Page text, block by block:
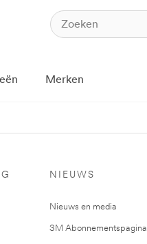
Merken
NIEUWS
Nieuws en media
3M Abonnementspagina